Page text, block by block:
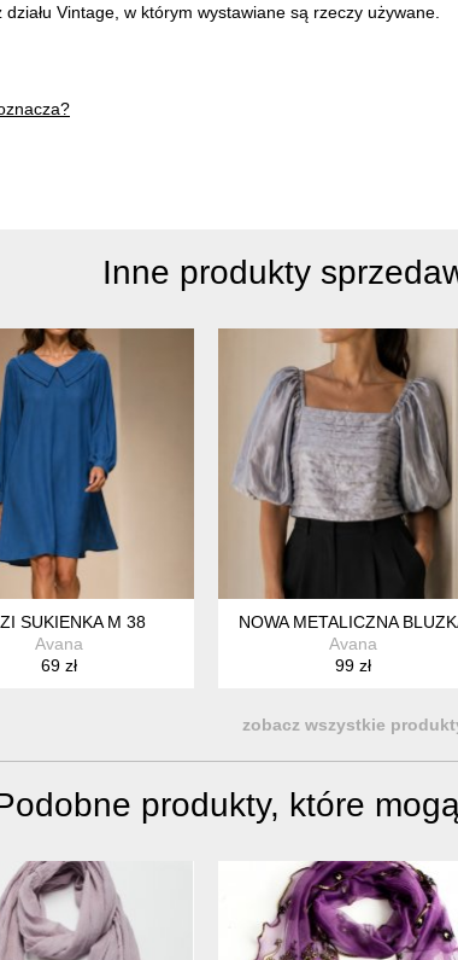
Vintage, w którym wystawiane są rzeczy używane.
Inne produkty
SUKIENKA M 38
Avana
69 zł
NOWA METALICZNA
Avana
99 zł
zobacz wszystkie
produkty, które